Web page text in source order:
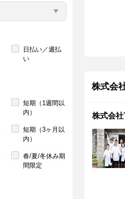
日払い／週払
い
短期（1週間以
内）
短期（3ヶ月以
内）
春/夏/冬休み期
間限定
株式会
株式会